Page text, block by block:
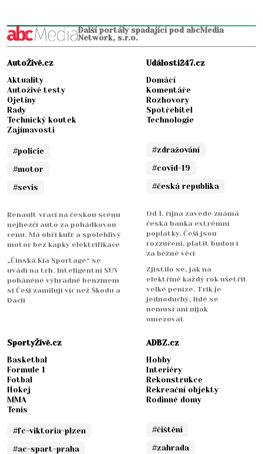
Další portály spadající pod abcMedia
Network, s.r.o.
AutoŽivě.cz
Aktuality
Autoživě testy
Ojetiny
Rady
Technický koutek
Zajímavosti
#policie
#motor
#sevis
Renault vrací na českou scénu
nejhezčí auto za pohádkovou
cenu. Má obří kufr a spolehlivý
motor bez kapky elektrifikace
„Čínská Kia Sportage“ se
uvádí na trh. Inteligentní SUV
poháněné výhradně benzínem
si Češi zamilují víc než Škodu a
Dacii
Události247.cz
Domácí
Komentáře
Rozhovory
Spotřebitel
Technologie
#zdražování
#covid-19
#česká republika
Od 1. října zavede známá
česká banka extrémní
poplatky. Češi jsou
rozzuřeni, platit budou i
za běžné věci
Zjistilo se, jak na
elektřině každý rok ušetřit
velké peníze. Trik je
jednoduchý, lidé se
nemusí ani nijak
omezovat
SportyŽivě.cz
Basketbal
Formule 1
Fotbal
Hokej
MMA
Tenis
#fc-viktoria-plzen
#ac-spart-praha
ADBZ.cz
Hobby
Interiéry
Rekonstrukce
Rekreační objekty
Rodinné domy
#čištění
#zahrada